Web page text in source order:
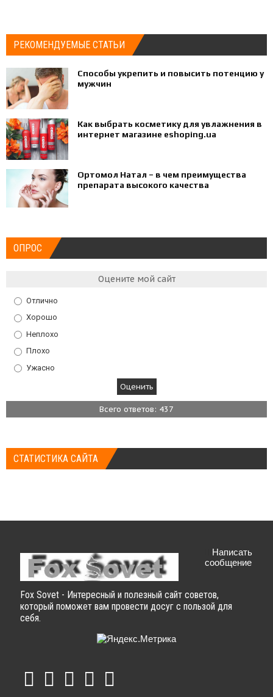
РЕКОМЕНДУЕМЫЕ СТАТЬИ
Способы укрепить и повысить потенцию у
мужчин
Как выбрать косметику для увлажнения в
интернет магазине eshoping.ua
Ортомол Натал – в чем преимущества
препарата высокого качества
ОПРОС
Оцените мой сайт
Отлично
Хорошо
Неплохо
Плохо
Ужасно
Всего ответов: 437
СТАТИСТИКА САЙТА
Fox Sovet - Интересный и полезный сайт советов,
который поможет вам провести досуг с пользой для
себя.
Написать
сообщение